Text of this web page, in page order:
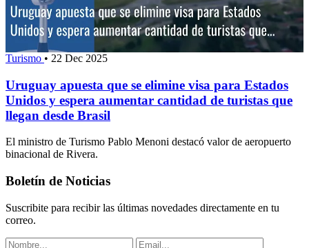
Turismo • 22 Dec 2025
Uruguay apuesta que se elimine visa para Estados
Unidos y espera aumentar cantidad de turistas que
llegan desde Brasil
El ministro de Turismo Pablo Menoni destacó valor de aeropuerto
binacional de Rivera.
Boletín de Noticias
Suscribite para recibir las últimas novedades directamente en tu
correo.